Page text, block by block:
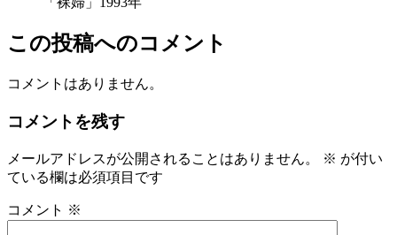
この投稿へのコメント
コメントはありません。
コメントを残す
メールアドレスが公開されることはありません。 ※ が付い
ている欄は必須項目です
コメント ※